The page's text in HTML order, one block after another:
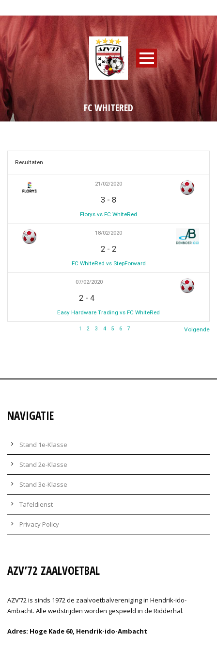
FC WHITERED
Resultaten
21/02/2020
3 - 8
Florys vs FC WhiteRed
18/02/2020
2 - 2
FC WhiteRed vs StepForward
07/02/2020
2- 4
Easy Hardware Trading vs FC WhiteRed
1 2 3 4 5 6 7 Volgende
NAVIGATIE
Stand 1e-Klasse
Stand 2e-Klasse
Stand 3e-Klasse
Tafeldienst
Privacy Policy
AZV’72 ZAALVOETBAL
AZV’72 is sinds 1972 de zaalvoetbalvereniging in Hendrik-ido-
Ambacht. Alle wedstrijden worden gespeeld in de Ridderhal.
Adres: Hoge Kade 60, Hendrik-ido-Ambacht